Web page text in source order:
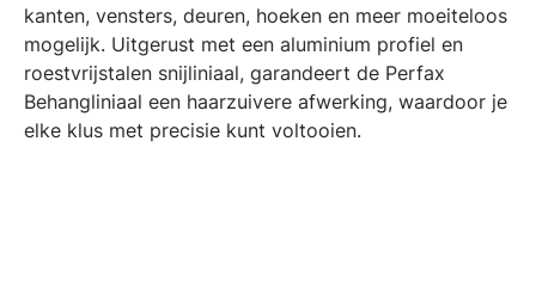
kanten, vensters, deuren, hoeken en meer moeiteloos
mogelijk. Uitgerust met een aluminium profiel en
roestvrijstalen snijliniaal, garandeert de Perfax
Behangliniaal een haarzuivere afwerking, waardoor je
elke klus met precisie kunt voltooien.